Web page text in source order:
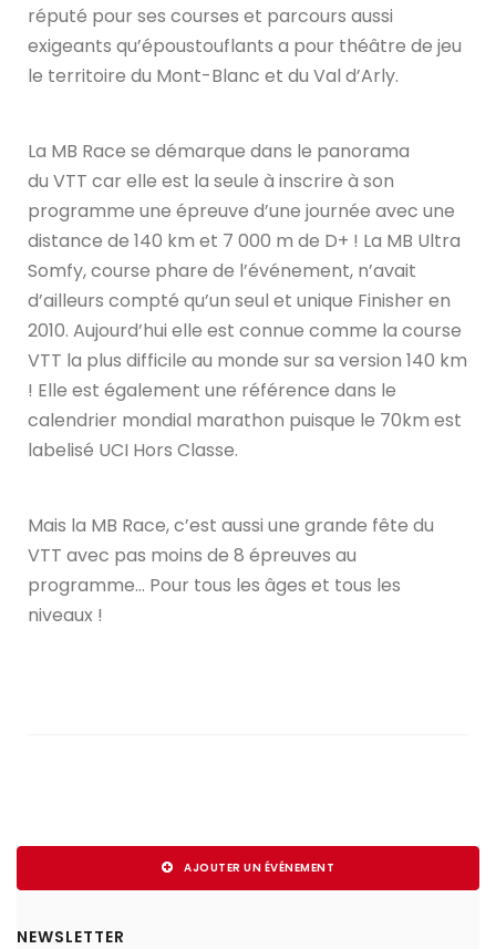
CONNECTEZ-VOUS
réputé pour ses courses et parcours aussi
exigeants qu’époustouflants a pour théâtre de jeu
le territoire du Mont-Blanc et du Val d’Arly.
La MB Race se démarque dans le panorama
du VTT car elle est la seule à inscrire à son
programme une épreuve d’une journée avec une
distance de 140 km et 7 000 m de D+ ! La MB Ultra
Somfy, course phare de l’événement, n’avait
d’ailleurs compté qu’un seul et unique Finisher en
2010. Aujourd’hui elle est connue comme la course
VTT la plus difficile au monde sur sa version 140 km
! Elle est également une référence dans le
calendrier mondial marathon puisque le 70km est
labelisé UCI Hors Classe.
Mais la MB Race, c’est aussi une grande fête du
VTT avec pas moins de 8 épreuves au
programme… Pour tous les âges et tous les
niveaux !
AJOUTER UN ÉVÉNEMENT
NEWSLETTER